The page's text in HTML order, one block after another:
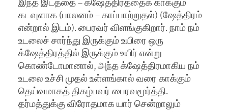
இந்த இடத்தை – க்ஷேத்திரத்தைக் காக்கும்
கடவுளாக (பாலனம் – காப்பாற்றுதல்) (ஷேத்திரம்
என்றால் இடம்). பைரவர் விளங்குகிறார். நாம் நம்
உடலைச் சார்ந்து இருக்கும் உயிரை ஒரு
க்ஷேத்திரத்தில் இருக்கும் உயிர் என்று
கொண்டோமானால், அந்த க்ஷேத்திரமாகிய நம்
உடலை உச்சி முதல் உள்ளங்கால் வரை காக்கும்
தெய்வமாகத் திகழ்பவர் பைரவமூர்த்தி.
தர்மத்துக்கு விரோதமாக யார் சென்றாலும்